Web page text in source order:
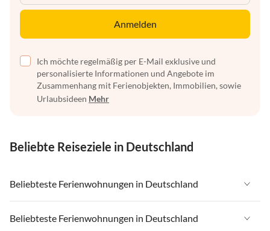
Anmelden
Ich möchte regelmäßig per E-Mail exklusive und
personalisierte Informationen und Angebote im
Zusammenhang mit Ferienobjekten, Immobilien, sowie
Urlaubsideen Mehr
Beliebte Reiseziele in Deutschland
Beliebteste Ferienwohnungen in Deutschland
Ferienwohnungen in Deutschland
Beliebteste Ferienwohnungen in Deutschland